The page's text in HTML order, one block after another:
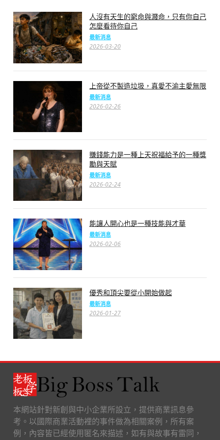
人沒有天生的窮命與濺命，只有你自己
怎麼看待你自己
最新消息
2026-03-20
上帝從不製造垃圾，真愛不渝主愛無限
最新消息
2026-02-26
賺錢能力是一種上天祝福給予的一種獎
勵與天賦
最新消息
2026-02-24
能讓人開心也是一種技能與才華
最新消息
2026-02-06
優秀和頂尖要從小開始做起
最新消息
2026-01-27
本網站針對新創與中小企業所設立，提供商業訊息參
考。以國際商業活動裡的事件做為相關案例，所有案
例，內容皆已經使用匿名來描述，如有與故事有雷同，